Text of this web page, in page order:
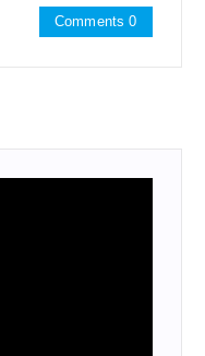
Comments 0